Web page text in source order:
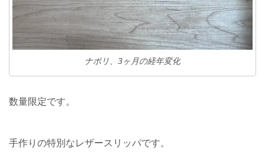
ナポリ、3ヶ月の経年変化
数量限定です。
手作りの特別なレザースリッパです。